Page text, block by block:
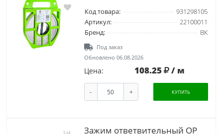
Код товара:
931298105
Артикул:
22100011
Бренд:
ВК
Под заказ
Обновлено 06.08.2026
Цена: 108.25 / м
- + КУПИТЬ
Зажим ответвительный ОР